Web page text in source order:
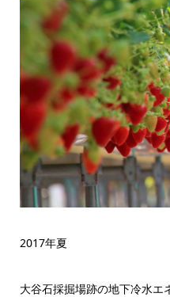
2017年夏
大谷石採掘場跡の地下冷水エ